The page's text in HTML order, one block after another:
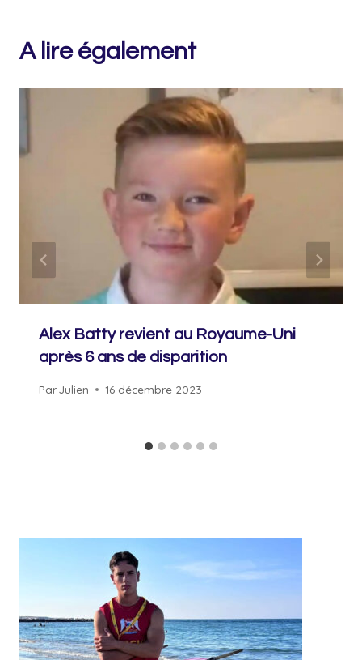
A lire également
Alex Batty revient au Royaume-Uni
après 6 ans de disparition
ParJulien 16 décembre 2023